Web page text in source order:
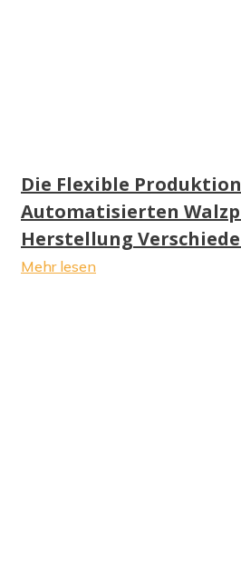
Die Flexible
Automatisierten
Herstellung
Mehr lesen